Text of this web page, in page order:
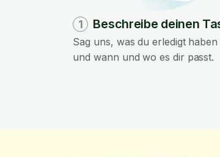
1 Beschreibe deinen
Sag uns, was du erledigt
und wann und wo es dir passt.